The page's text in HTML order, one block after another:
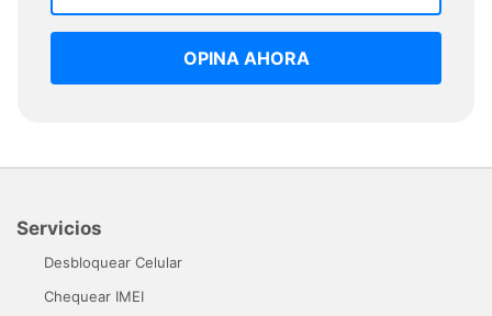
OPINA AHORA
Servicios
Desbloquear Celular
Chequear IMEI